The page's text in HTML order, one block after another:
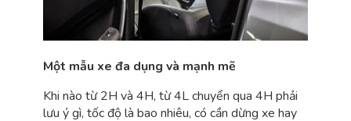
Một mẫu xe đa dụng và mạnh mẽ
Khi nào từ 2H và 4H, từ 4L chuyển qua 4H phải
lưu ý gì, tốc độ là bao nhiêu, có cần dừng xe hay